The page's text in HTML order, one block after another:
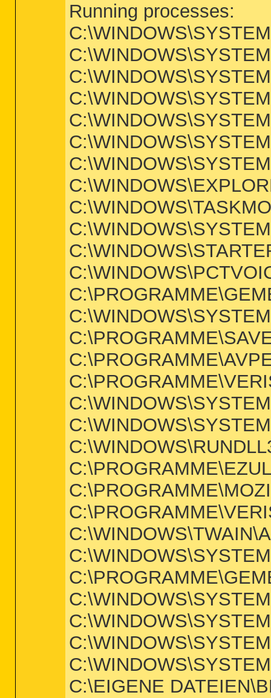
Running processes:
C:\EIGENE